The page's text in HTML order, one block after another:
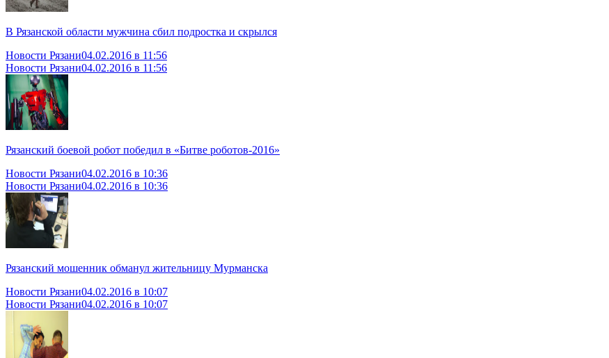
В Рязанской области мужчина сбил подростка и скрылся
Новости Рязани04.02.2016 в 11:56
Новости Рязани04.02.2016 в 11:56
Рязанский боевой робот победил в «Битве роботов-2016»
Новости Рязани04.02.2016 в 10:36
Новости Рязани04.02.2016 в 10:36
Рязанский мошенник обманул жительницу Мурманска
Новости Рязани04.02.2016 в 10:07
Новости Рязани04.02.2016 в 10:07